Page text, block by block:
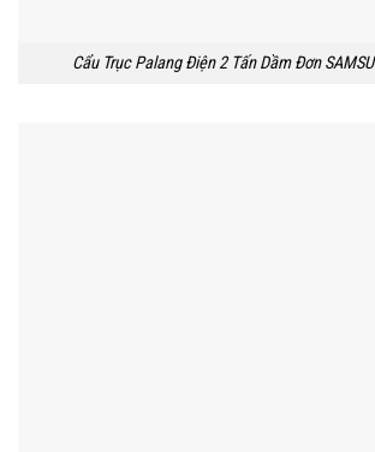
Cẩu Trục Palang Điện 2 Tấn Dầm Đơn